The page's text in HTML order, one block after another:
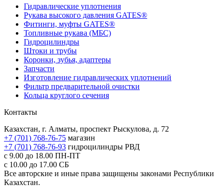
Гидравлические уплотнения
Рукава высокого давления GATES®
Фитинги, муфты GATES®
Топливные рукава (МБС)
Гидроцилиндры
Штоки и трубы
Коронки, зубья, адаптеры
Запчасти
Изготовление гидравлических уплотнений
Фильтр предварительной очистки
Кольца круглого сечения
Контакты
Казахстан, г. Алматы, проспект Рыскулова, д. 72
+7 (701) 768-76-75 магазин
+7 (701) 768-76-93 гидроцилиндры РВД
с 9.00 до 18.00 ПН-ПТ
с 10.00 до 17.00 СБ
Все авторские и иные права защищены законами Республики
Казахстан.